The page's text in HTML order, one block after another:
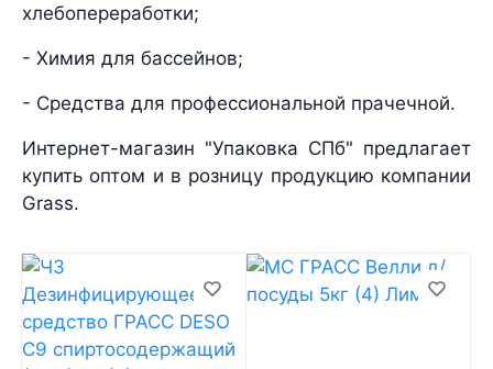
хлебопереработки;
- Химия для бассейнов;
- Средства для профессиональной прачечной.
Интернет-магазин "Упаковка СПб" предлагает
купить оптом и в розницу продукцию компании
Grass.